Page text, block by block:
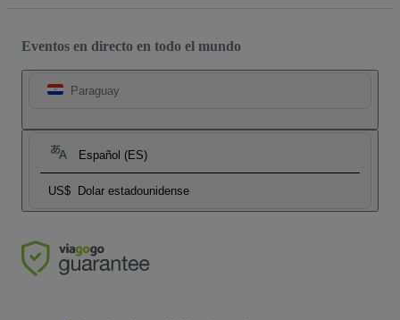
Eventos en directo en todo el mundo
Paraguay
Español (ES)
US$ Dolar estadounidense